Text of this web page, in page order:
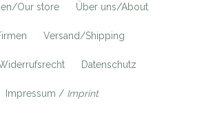
Our store Über uns/About
Versand/Shipping
Datenschutz
Impressum / Imprint